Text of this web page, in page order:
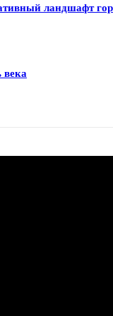
ландшафт
века